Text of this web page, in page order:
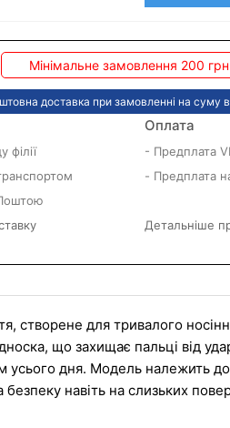
Мінімальне замовлення 200
доставка при замовленні на суму
філії
Оплата
- Предплата
- Предплата
Детальніше
створене для тривалого
що захищає пальці від
дня. Модель належить до
навіть на слизьких